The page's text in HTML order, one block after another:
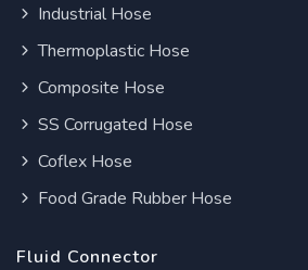
Industrial Hose
Thermoplastic Hose
Composite Hose
SS Corrugated Hose
Coflex Hose
Food Grade Rubber Hose
Fluid Connector